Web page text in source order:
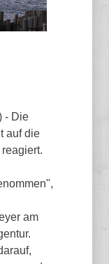
- Die
auf die
am